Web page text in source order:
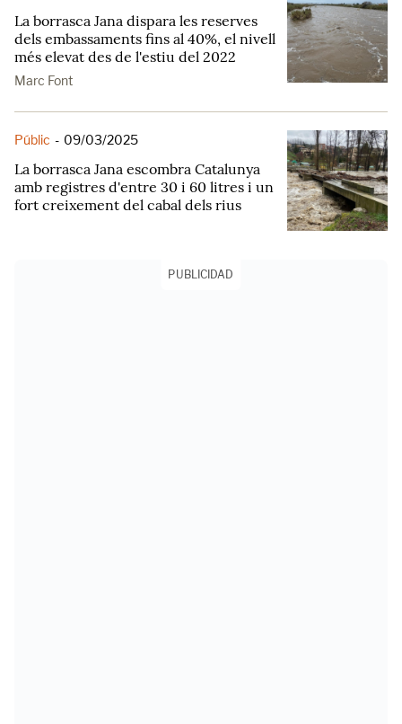
La borrasca Jana dispara les reserves
dels embassaments fins al 40%, el nivell
més elevat des de l'estiu del 2022
Marc Font
Públic - 09/03/2025
La borrasca Jana escombra Catalunya
amb registres d'entre 30 i 60 litres i un
fort creixement del cabal dels rius
PUBLICIDAD